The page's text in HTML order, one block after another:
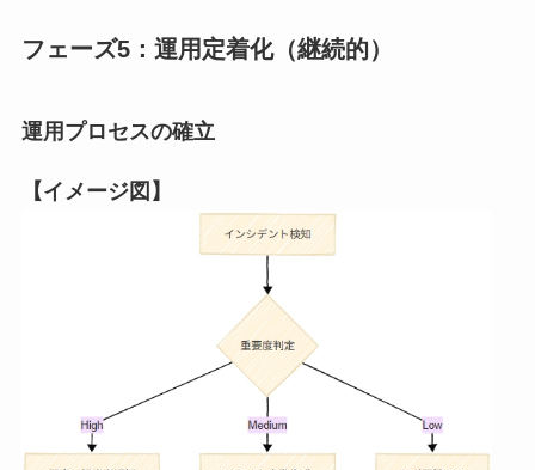
フェーズ5：運用定着化（継続的）
運用プロセスの確立
【イメージ図】